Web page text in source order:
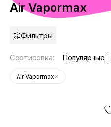
Air Vapormax
Фильтры
Сортировка: Популярные
Air Vapormax